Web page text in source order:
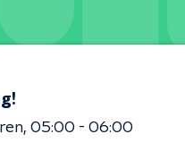
05:00 - 06:00